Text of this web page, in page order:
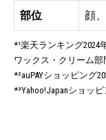
部位 顔
*¹楽天ランキング2024
ワックス・クリーム部
*²auPAYショッピング
*³Yahoo!Japanショッ